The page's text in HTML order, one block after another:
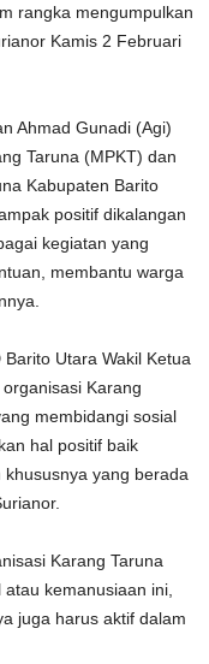
rangka mengumpulkan
Kamis 2 Februari
Ahmad Gunadi (Agi)
Taruna (MPKT) dan
Kabupaten Barito
positif dikalangan
kegiatan yang
membantu warga
Utara Wakil Ketua
Karang
membidangi sosial
hal positif baik
yang berada
Karang Taruna
kemanusiaan ini,
juga harus aktif dalam